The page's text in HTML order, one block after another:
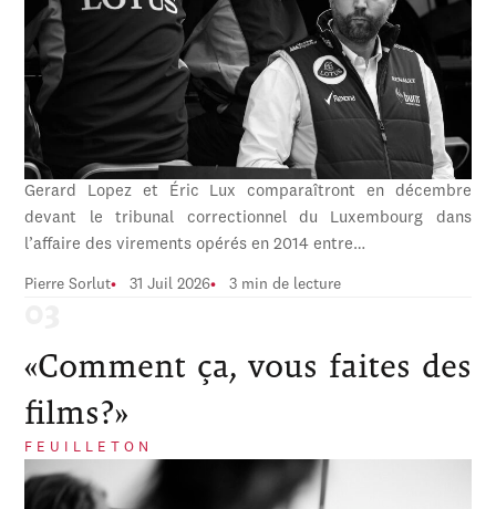
Gerard Lopez et Éric Lux comparaîtront en décembre
devant le tribunal correctionnel du Luxembourg dans
l’affaire des virements opérés en 2014 entre…
Pierre Sorlut 31 Juil 2026 3 min de lecture
«Comment ça, vous faites des
films?»
FEUILLETON